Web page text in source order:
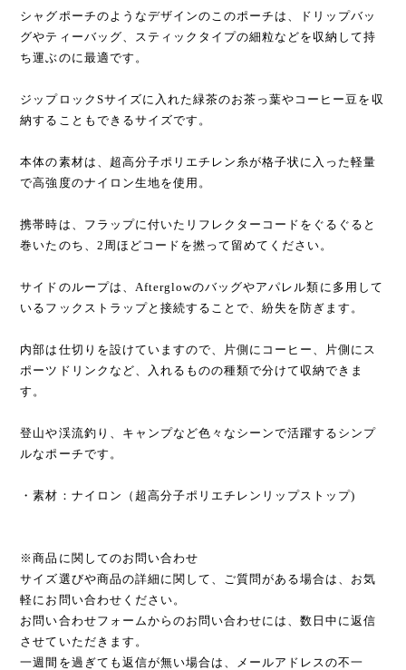
シャグポーチのようなデザインのこのポーチは、ドリップバッ
グやティーバッグ、スティックタイプの細粒などを収納して持
ち運ぶのに最適です。
ジップロックSサイズに入れた緑茶のお茶っ葉やコーヒー豆を収
納することもできるサイズです。
本体の素材は、超高分子ポリエチレン糸が格子状に入った軽量
で高強度のナイロン生地を使用。
携帯時は、フラップに付いたリフレクターコードをぐるぐると
巻いたのち、2周ほどコードを撚って留めてください。
サイドのループは、Afterglowのバッグやアパレル類に多用して
いるフックストラップと接続することで、紛失を防ぎます。
内部は仕切りを設けていますので、片側にコーヒー、片側にス
ポーツドリンクなど、入れるものの種類で分けて収納できま
す。
登山や渓流釣り、キャンプなど色々なシーンで活躍するシンプ
ルなポーチです。
・素材：ナイロン（超高分子ポリエチレンリップストップ)
※商品に関してのお問い合わせ
サイズ選びや商品の詳細に関して、ご質問がある場合は、お気
軽にお問い合わせください。
お問い合わせフォームからのお問い合わせには、数日中に返信
させていただきます。
一週間を過ぎても返信が無い場合は、メールアドレスの不一